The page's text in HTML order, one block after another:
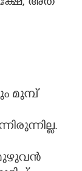
പക്ഷേ,​ അത്
മുമ്പ്
മുഴുവൻ